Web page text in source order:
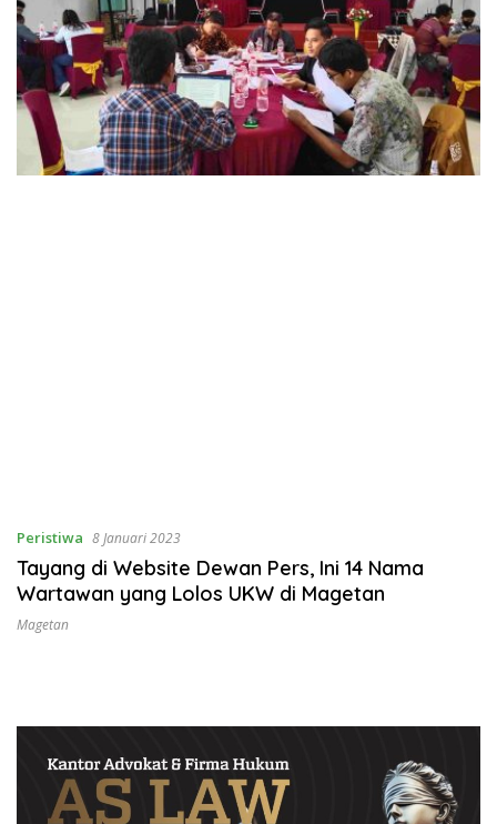
Peristiwa 8 Januari 2023
Tayang di Website Dewan Pers, Ini 14 Nama
Wartawan yang Lolos UKW di Magetan
Magetan